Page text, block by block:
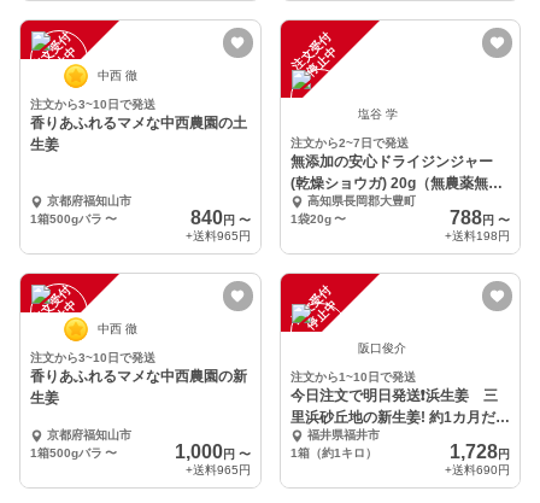
注
文
受
付
停
止
中 中西 徹
注文から3~10日で発送
香りあふれるマメな中西農園の土
生姜
京都府福知山市
1箱500gバラ 〜 840円 〜
+送料965円
注
文
受
付
停
止
中
塩谷 学
注文から2~7日で発送
無添加の安心ドライジンジャー
(乾燥ショウガ) 20g（無農薬無化
学肥料栽培）
高知県長岡郡大豊町
1袋20g 〜 788円 〜
+送料198円
注
文
受
付
停
止
中 中西 徹
注文から3~10日で発送
香りあふれるマメな中西農園の新
生姜
京都府福知山市
1箱500gバラ 〜 1,000円 〜
+送料965円
注
文
受
付
停
止
中
阪口俊介
注文から1~10日で発送
今日注文で明日発送❗️浜生姜 三
里浜砂丘地の新生姜! 約1カ月だけ
の旬の味わい
福井県福井市
1箱（約1キロ）
1,728円
+送料690円